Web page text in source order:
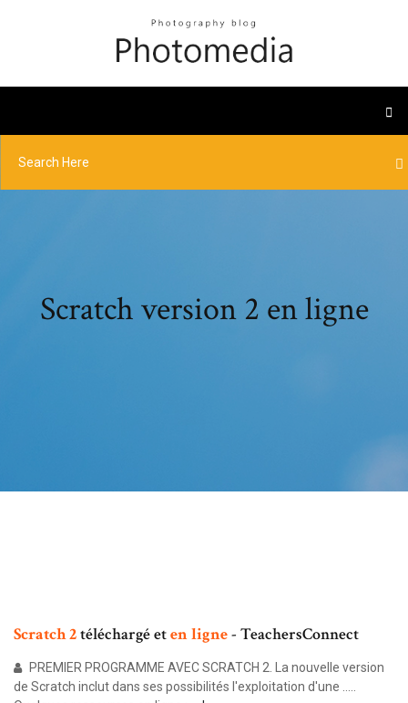
Scratch version 2 en ligne
Scratch2téléchargé etenligne- TeachersConnect
PREMIER PROGRAMME AVEC SCRATCH 2. La nouvelle version
de Scratch inclut dans ses possibilités l'exploitation d'une .....